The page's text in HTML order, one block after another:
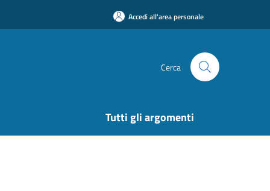
Accedi all'area personale
Cerca
Tutti gli argomenti